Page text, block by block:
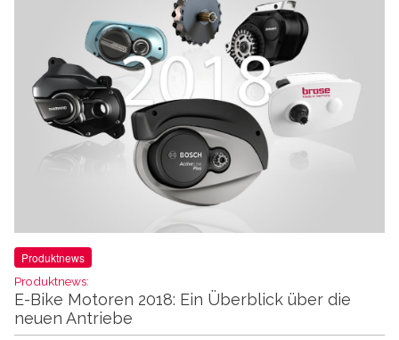
Produktnews
Produktnews:
E-Bike Motoren 2018: Ein Überblick über die
neuen Antriebe